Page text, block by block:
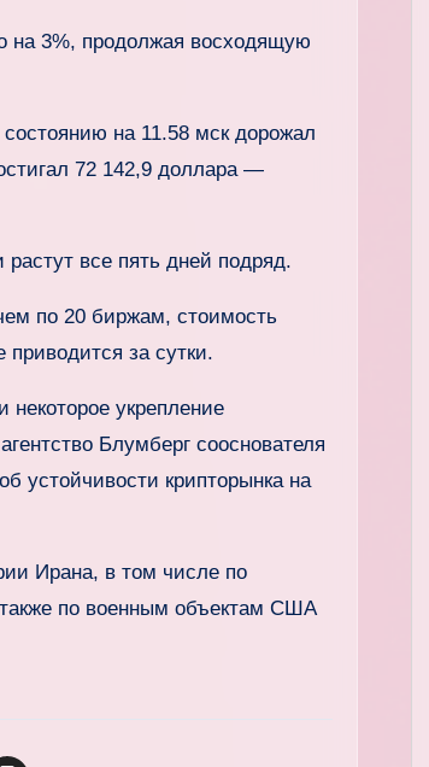
на 3%, продолжая восходящую
на 11.58 мск дорожал
72 142,9 доллара —
все пять дней подряд.
по 20 биржам, стоимость
за сутки.
укрепление
Блумберг сооснователя
устойчивости крипторынка на
Ирана, в том числе по
также по военным объектам США